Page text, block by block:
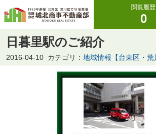
閲覧履歴
0
日暮里駅のご紹介
2016-04-10 カテゴリ： 地域情報【台東区・荒